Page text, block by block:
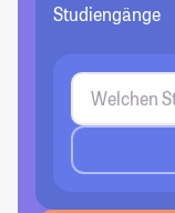
Studiengänge